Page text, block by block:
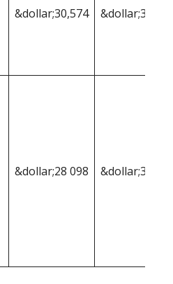
&dollar;30,574
&dollar;28 098